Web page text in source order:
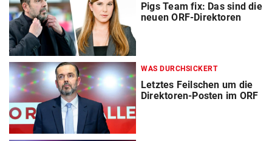
Pigs Team fix: Das sind die
neuen ORF-Direktoren
WAS DURCHSICKERT
Letztes Feilschen um die
Direktoren-Posten im ORF